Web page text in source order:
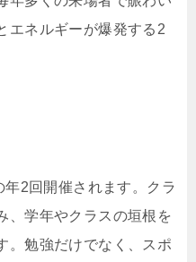
エネルギーが爆発する2
2回開催されます。クラ
、学年やクラスの垣根を
。勉強だけでなく、スポ